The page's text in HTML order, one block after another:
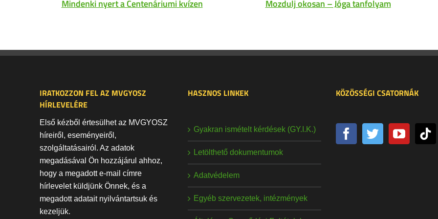
Mindenki nyert a Centenáriumi kvízen Mozdulj okosan – Jóga tanfolyam
IRATKOZZON FEL AZ MVGYOSZ
HÍRLEVELÉRE
Első kézből értesülhet az MVGYOSZ
híreiről, eseményeiről,
szolgáltatásairól. Az adatok
megadásával Ön hozzájárul ahhoz,
hogy a megadott e-mail címre
hírlevelet küldjünk Önnek, és a
megadott adatait nyilvántartsuk és
kezeljük.
HASZNOS LINKEK
Gyakran ismételt kérdések (GY.I.K.)
Letölthető dokumentumok
Adatvédelem
Egyéb szervezetek, intézmények
KÖZÖSSÉGI CSATORNÁK